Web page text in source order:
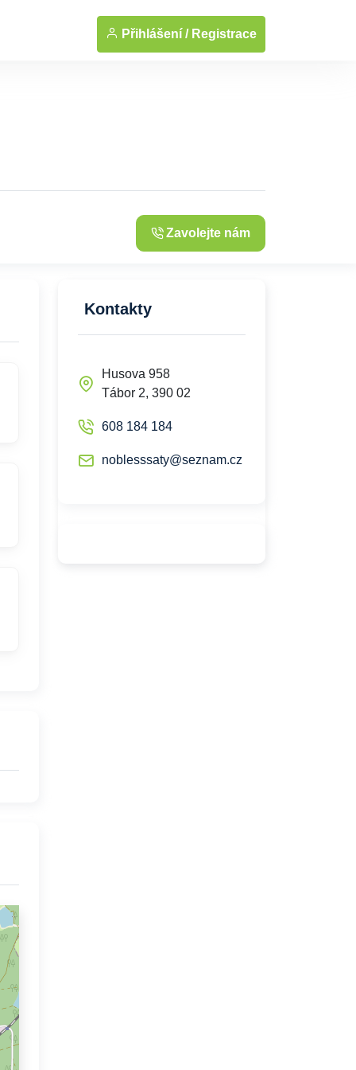
Přihlášení / Registrace
... Zobrazit fotografie
Zavolejte nám
Kontakty
Husova 958
Tábor 2, 390 02
608 184 184
noblesssaty@seznam.cz